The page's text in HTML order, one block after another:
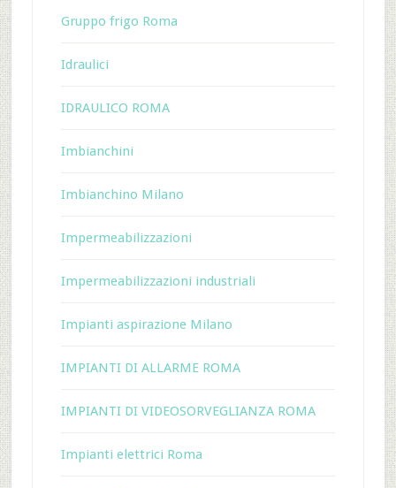
Gruppo frigo Roma
Idraulici
IDRAULICO ROMA
Imbianchini
Imbianchino Milano
Impermeabilizzazioni
Impermeabilizzazioni industriali
Impianti aspirazione Milano
IMPIANTI DI ALLARME ROMA
IMPIANTI DI VIDEOSORVEGLIANZA ROMA
Impianti elettrici Roma